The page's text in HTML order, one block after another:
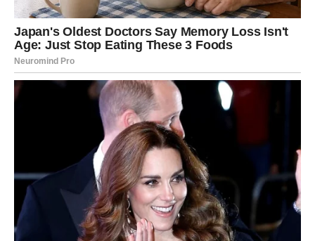
Žene koje ostanu u muškarčevoj glavi znaju kada treba
otići.
Ne ostaju tamo gdje su ponižene, zapostavljene ili
nedovoljno voljene.
I upravo tada muškarac često shvati šta je izgubio.
Istina je da muškarci možda zaborave mnoge riječi,
poklone ili trenutke…
Ali nikada ne zaborave ženu zbog koje su se osjećali
posebno, mirno i istinski voljeno.
Jer žena koja ima dušu, dostojanstvo i iskreno srce ne
prolazi kroz nečiji život tiho.